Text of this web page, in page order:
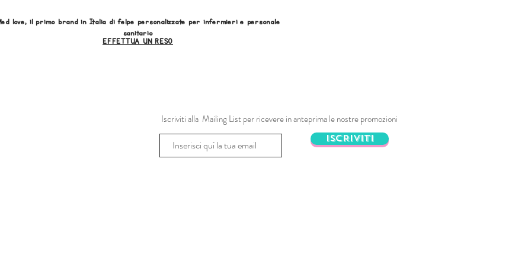
love, il primo brand in Italia di felpe personalizzate per infermieri e personale
sanitario
EFFETTUA UN RESO
Iscriviti alla Mailing List per ricevere in anteprima le nostre promozioni
ISCRIVITI